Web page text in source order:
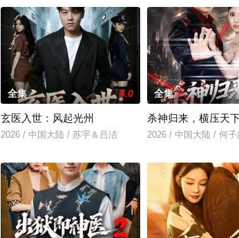
全集 4.0
玄医入世：风起光州
2026 / 中国大陆 / 苏宇＆吕洁
全集
杀神归来，横压天
2026 / 中国大陆 / 何